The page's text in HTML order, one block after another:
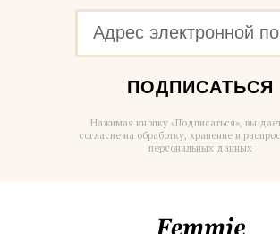
ПОДПИСАТЬСЯ
Нажимая кнопку «Подписаться», вы
согласие на обработку, хранение и
персональных данных